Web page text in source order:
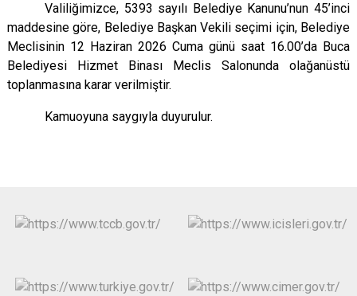
Valiliğimizce, 5393 sayılı Belediye Kanunu’nun 45’inci
maddesine göre, Belediye Başkan Vekili seçimi için, Belediye
Meclisinin 12 Haziran 2026 Cuma günü saat 16.00’da Buca
Belediyesi Hizmet Binası Meclis Salonunda olağanüstü
toplanmasına karar verilmiştir.
Kamuoyuna saygıyla duyurulur.